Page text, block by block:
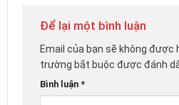
Để lại một bình luận
Email của bạn sẽ không được
trường bắt buộc được đánh
Bình luận *